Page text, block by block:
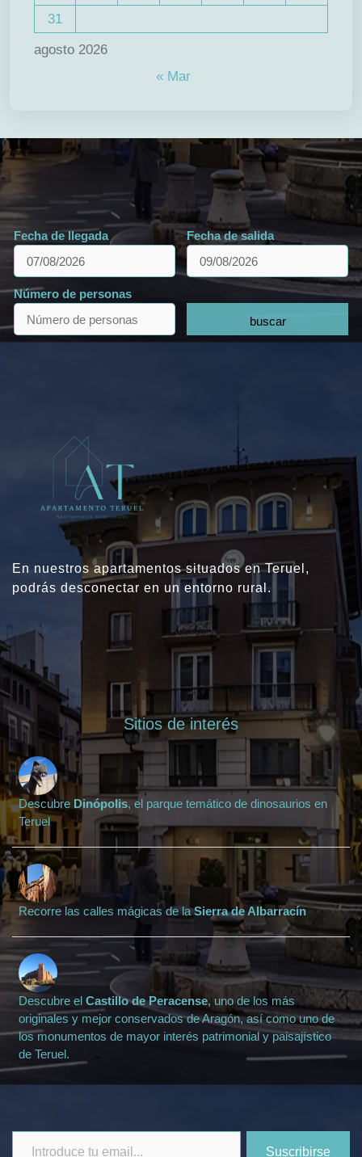
agosto 2026
31
« Mar
Fecha de llegada Fecha de salida
Número de personas
buscar
En nuestros apartamentos situados en Teruel,
podrás desconectar en un entorno rural.
Sitios de interés
Descubre Dinópolis, el parque temático de dinosaurios en
Teruel
Recorre las calles mágicas de laSierra de Albarracín
Descubre el Castillo de Peracense, uno de los más
originales y mejor conservados de Aragón, así como uno de
los monumentos de mayor interés patrimonial y paisajístico
de Teruel.
Suscribirse